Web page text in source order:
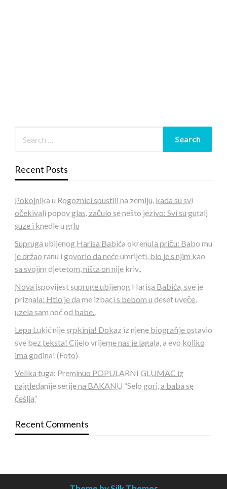
Recent Posts
Pokojnika u Rogoznici spustili na zemlju, kada su svi
očekivali popov glas, začulo se nešto jezivo: Svi su gutali
suze i knedle u grlu
Supruga ubijenog Harisa Babića okrenuIa priču: Babo mu
je držao ranu i govorio da neće umrijeti, bio je s njim kao
sa svojim djetetom, ništa on nije kriv..
Nova ispovijest supruge ubijenog Harisa Babića, sve je
priznala: Htio je da me izbaci s bebom u deset uveče,
uzela sam noć od babe..
Lepa Lukić nije srpkinja! Dokaz iz njene biografije ostavio
sve bez teksta! Cijelo vrijeme nas je lagala, a evo koliko
ima godina! (Foto)
Velika tuga: Preminuo POPULARNI GLUMAC iz
najgledanije serije na BAKANU “Selo gori, a baba se
češlja”
Recent Comments